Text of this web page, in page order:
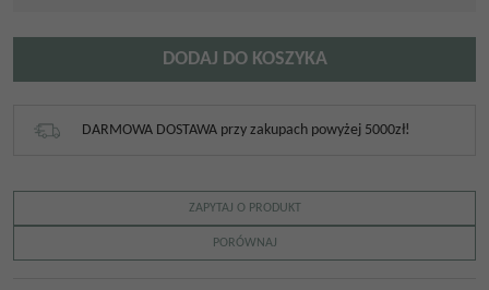
DODAJ DO KOSZYKA
DARMOWA DOSTAWA przy zakupach powyżej 5000zł!
ZAPYTAJ O PRODUKT
PORÓWNAJ